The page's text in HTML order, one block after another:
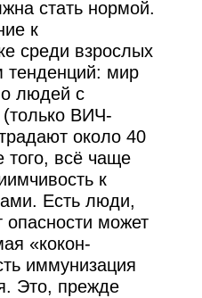
стать нормой.
к
среди взрослых
тенденций: мир
людей с
ВИЧ-
около 40
того, всё чаще
к
Есть люди,
опасности может
«кокон-
иммунизация
Это, прежде